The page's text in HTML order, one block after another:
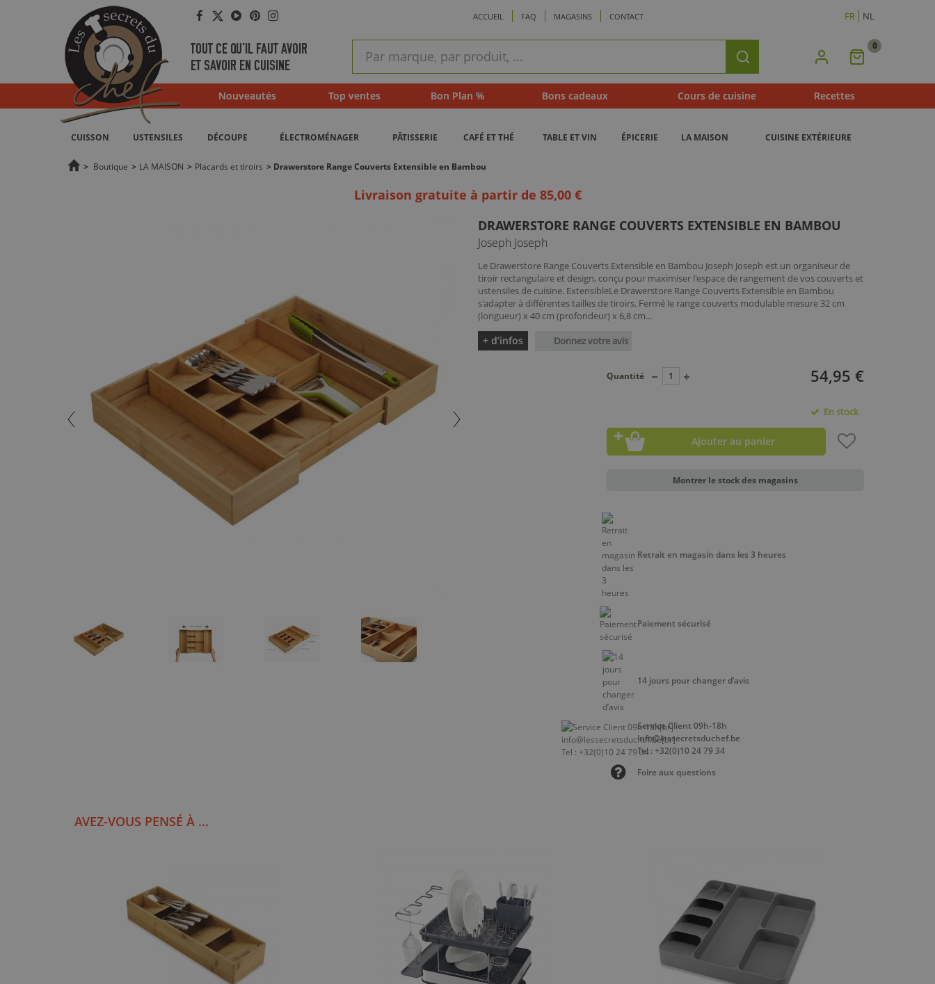
Facebook
Twitter
YouTube
Pinterest
Instagram ACCUEIL FAQ MAGASINS CONTACT FR NL
TOUT CE QU'IL FAUT AVOIR
ET SAVOIR EN CUISINE
rapide
Rechercher Mon
0
Nouveautés Top ventes Bon Plan % Bons cadeaux Cours de cuisine Recettes
CUISSON USTENSILES DÉCOUPE ÉLECTROMÉNAGER PÂTISSERIE CAFÉ ET THÉ TABLE ET VIN ÉPICERIE LA MAISON CUISINE EXTÉRIEURE
> Boutique > LA MAISON > Placards et tiroirs > Drawerstore Range Couverts Extensible en Bambou
Livraison gratuite à partir de 85,00 €
DRAWERSTORE RANGE COUVERTS EXTENSIBLE EN BAMBOU
Joseph Joseph
Le Drawerstore Range Couverts Extensible en Bambou Joseph Joseph est un organiseur de
tiroir rectangulaire et design, conçu pour maximiser l'espace de rangement de vos couverts et
ustensiles de cuisine. ExtensibleLe Drawerstore Range Couverts Extensible en Bambou
s'adapter à différentes tailles de tiroirs. Fermé le range couverts modulable mesure 32 cm
(longueur) x 40 cm (profondeur) x 6,8 cm...
+ d’infos Donnez votre avis
54,95 €
Quantité
En stock
Ajouter au panier
Montrer le stock des magasins
Retrait en magasin dans les 3 heures
Paiement sécurisé
14 jours pour changer d’avis
Service Client 09h-18h
info@lessecretsduchef.be
Tel : +32(0)10 24 79 34
Foire aux questions
AVEZ-VOUS PENSÉ À ...